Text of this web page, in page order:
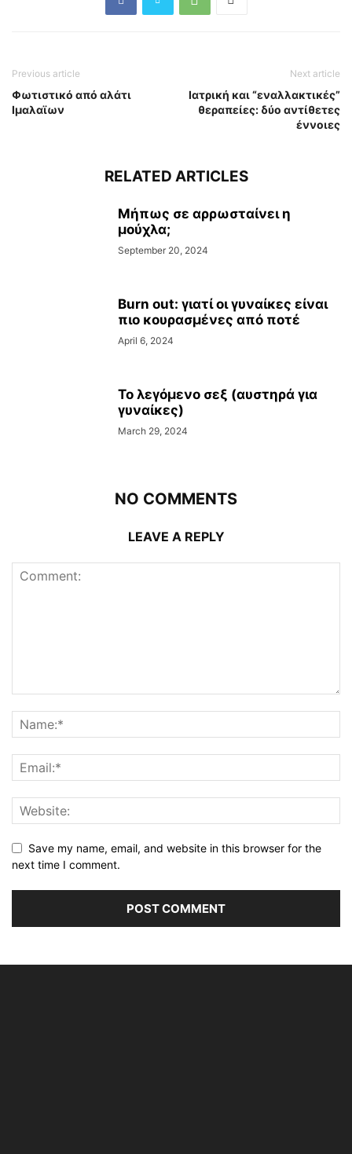
Previous article
Φωτιστικό από αλάτι
Ιμαλαϊων
Next article
Ιατρική και “εναλλακτικές”
θεραπείες: δύο αντίθετες
έννοιες
RELATED ARTICLES
Μήπως σε αρρωσταίνει η
μούχλα;
September 20, 2024
Burn out: γιατί οι γυναίκες είναι
πιο κουρασμένες από ποτέ
April 6, 2024
Το λεγόμενο σεξ (αυστηρά για
γυναίκες)
March 29, 2024
NO COMMENTS
LEAVE A REPLY
Save my name, email, and website in this browser for the
next time I comment.